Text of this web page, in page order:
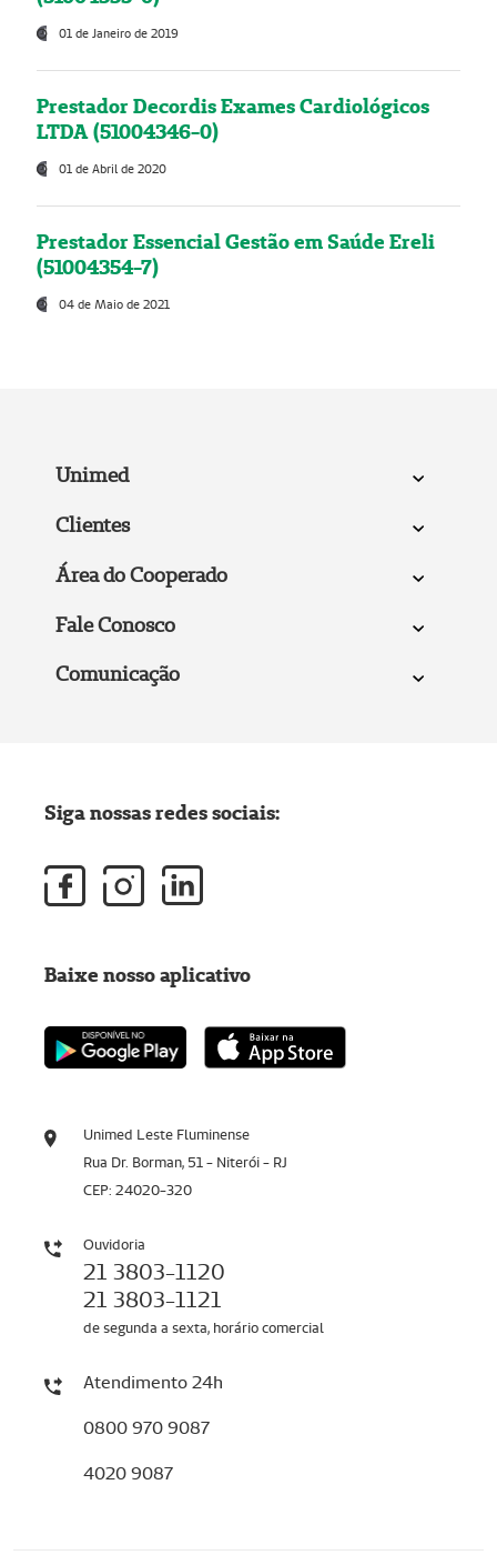
01 de Janeiro de 2019
Prestador Decordis Exames Cardiológicos
LTDA (51004346-0)
01 de Abril de 2020
Prestador Essencial Gestão em Saúde Ereli
(51004354-7)
04 de Maio de 2021
Unimed
Clientes
Área do Cooperado
Fale Conosco
Comunicação
Unimed Leste Fluminense
Rua Dr. Borman, 51 - Niterói - RJ
CEP: 24020-320
Ouvidoria
21 3803-1120
21 3803-1121
de segunda a sexta, horário comercial
Atendimento 24h
0800 970 9087
4020 9087
Siga nossas redes sociais:
Baixe nosso aplicativo